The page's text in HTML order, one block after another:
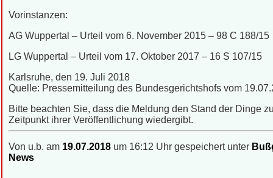
Vorinstanzen:
AG Wuppertal – Urteil vom 6. November 2015 – 98 C 188/15
LG Wuppertal – Urteil vom 17. Oktober 2017 – 16 S 107/15
Karlsruhe, den 19. Juli 2018
Quelle: Pressemitteilung des Bundesgerichtshofs vom
Bitte beachten Sie, dass die Meldung den Stand der Dinge
Zeitpunkt ihrer Veröffentlichung wiedergibt.
Von u.b. am 19.07.2018 um 16:12 Uhr gespeichert unter
News